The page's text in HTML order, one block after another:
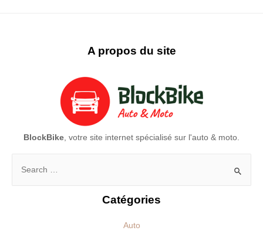
A propos du site
BlockBike, votre site internet spécialisé sur l'auto & moto.
Rechercher :
Catégories
Auto